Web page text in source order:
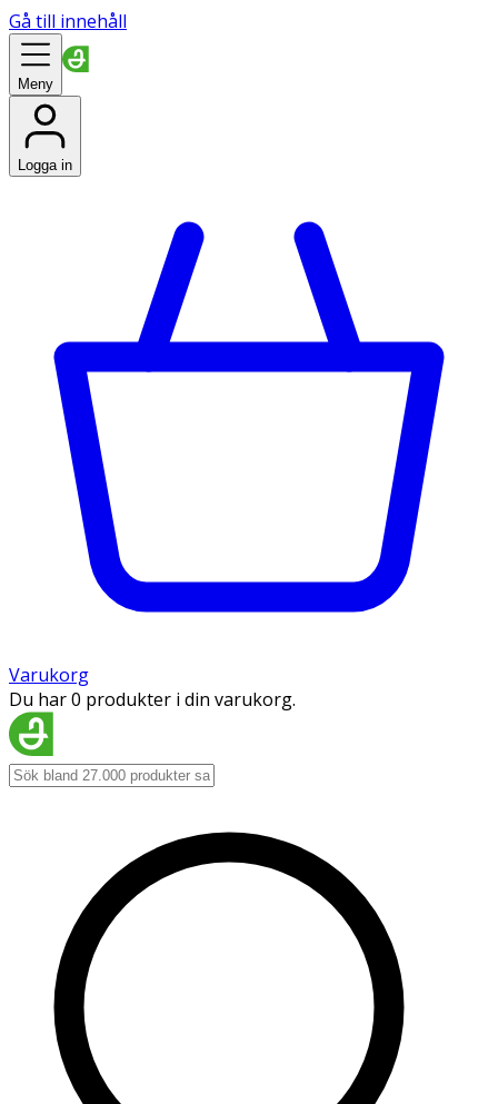
Gå till innehåll
Meny
Logga in
Varukorg
Du har 0 produkter i din varukorg.